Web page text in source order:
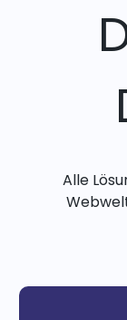
Alle